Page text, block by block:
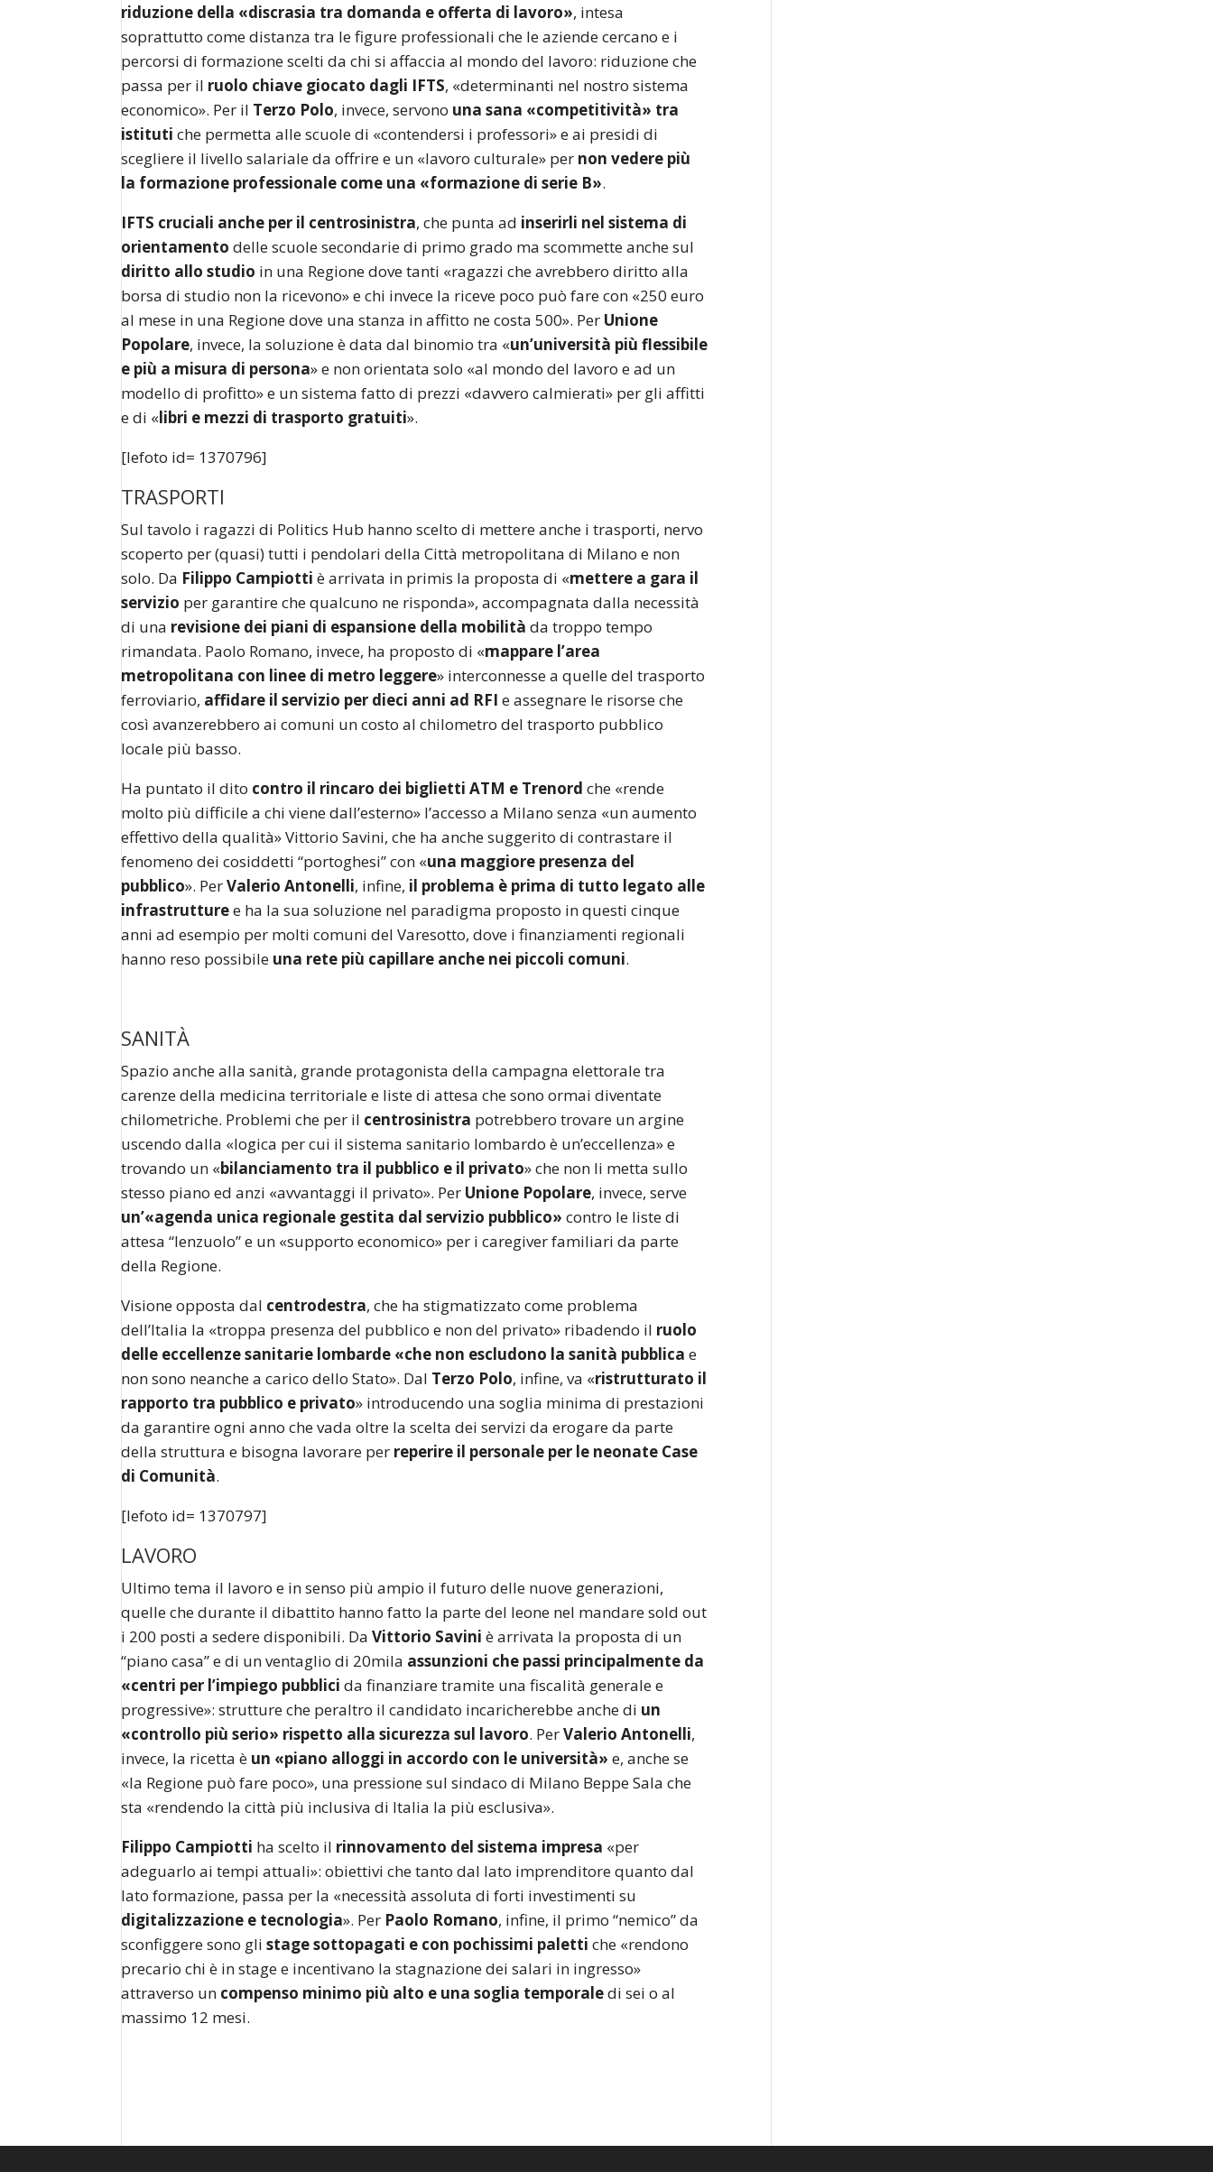
riduzione della «discrasia tra domanda e offerta di lavoro», intesa
soprattutto come distanza tra le figure professionali che le aziende cercano e i
percorsi di formazione scelti da chi si affaccia al mondo del lavoro: riduzione che
passa per il ruolo chiave giocato dagli IFTS, «determinanti nel nostro sistema
economico». Per il Terzo Polo, invece, servono una sana «competitività» tra
istituti che permetta alle scuole di «contendersi i professori» e ai presidi di
scegliere il livello salariale da offrire e un «lavoro culturale» per non vedere più
la formazione professionale come una «formazione di serie B».
IFTS cruciali anche per il centrosinistra, che punta ad inserirli nel sistema di
orientamento delle scuole secondarie di primo grado ma scommette anche sul
diritto allo studio in una Regione dove tanti «ragazzi che avrebbero diritto alla
borsa di studio non la ricevono» e chi invece la riceve poco può fare con «250 euro
al mese in una Regione dove una stanza in affitto ne costa 500». Per Unione
Popolare, invece, la soluzione è data dal binomio tra «un’università più flessibile
e più a misura di persona» e non orientata solo «al mondo del lavoro e ad un
modello di profitto» e un sistema fatto di prezzi «davvero calmierati» per gli affitti
e di «libri e mezzi di trasporto gratuiti».
[lefoto id= 1370796]
TRASPORTI
Sul tavolo i ragazzi di Politics Hub hanno scelto di mettere anche i trasporti, nervo
scoperto per (quasi) tutti i pendolari della Città metropolitana di Milano e non
solo. Da Filippo Campiotti è arrivata in primis la proposta di «mettere a gara il
servizio per garantire che qualcuno ne risponda», accompagnata dalla necessità
di una revisione dei piani di espansione della mobilità da troppo tempo
rimandata. Paolo Romano, invece, ha proposto di «mappare l’area
metropolitana con linee di metro leggere» interconnesse a quelle del trasporto
ferroviario, affidare il servizio per dieci anni ad RFI e assegnare le risorse che
così avanzerebbero ai comuni un costo al chilometro del trasporto pubblico
locale più basso.
Ha puntato il dito contro il rincaro dei biglietti ATM e Trenord che «rende
molto più difficile a chi viene dall’esterno» l’accesso a Milano senza «un aumento
effettivo della qualità» Vittorio Savini, che ha anche suggerito di contrastare il
fenomeno dei cosiddetti “portoghesi” con «una maggiore presenza del
pubblico». PerValerio Antonelli, infine, il problema è prima di tutto legato alle
infrastrutturee ha la sua soluzione nel paradigma proposto in questi cinque
anni ad esempio per molti comuni del Varesotto, dove i finanziamenti regionali
hanno reso possibile una rete più capillare anche nei piccoli comuni.
SANITÀ
Spazio anche alla sanità, grande protagonista della campagna elettorale tra
carenze della medicina territoriale e liste di attesa che sono ormai diventate
chilometriche. Problemi che per il centrosinistra potrebbero trovare un argine
uscendo dalla «logica per cui il sistema sanitario lombardo è un’eccellenza» e
trovando un «bilanciamento tra il pubblico e il privato» che non li metta sullo
stesso piano ed anzi «avvantaggi il privato». Per Unione Popolare, invece, serve
un’«agenda unica regionale gestita dal servizio pubblico» contro le liste di
attesa “lenzuolo” e un «supporto economico» per i caregiver familiari da parte
della Regione.
Visione opposta dal centrodestra, che ha stigmatizzato come problema
dell’Italia la «troppa presenza del pubblico e non del privato» ribadendo il ruolo
delle eccellenze sanitarie lombarde «che non escludono la sanità pubblica e
non sono neanche a carico dello Stato». Dal Terzo Polo, infine, va «ristrutturato il
rapporto tra pubblico e privato» introducendo una soglia minima di prestazioni
da garantire ogni anno che vada oltre la scelta dei servizi da erogare da parte
della struttura e bisogna lavorare per reperire il personale per le neonate Case
di Comunità.
[lefoto id= 1370797]
LAVORO
Ultimo tema il lavoro e in senso più ampio il futuro delle nuove generazioni,
quelle che durante il dibattito hanno fatto la parte del leone nel mandare sold out
i 200 posti a sedere disponibili. DaVittorio Savini è arrivata la proposta di un
“piano casa” e di un ventaglio di 20mila assunzioni che passi principalmente da
«centri per l’impiego pubblici da finanziare tramite una fiscalità generale e
progressive»: strutture che peraltro il candidato incaricherebbe anche di un
«controllo più serio» rispetto alla sicurezza sul lavoro. PerValerio Antonelli,
invece, la ricetta è un «piano alloggi in accordo con le università» e, anche se
«la Regione può fare poco», una pressione sul sindaco di Milano Beppe Sala che
sta «rendendo la città più inclusiva di Italia la più esclusiva».
Filippo Campiotti ha scelto il rinnovamento del sistema impresa «per
adeguarlo ai tempi attuali»: obiettivi che tanto dal lato imprenditore quanto dal
lato formazione, passa per la «necessità assoluta di forti investimenti su
digitalizzazione e tecnologia». Per Paolo Romano, infine, il primo “nemico” da
sconfiggere sono glistage sottopagati e con pochissimi paletti che «rendono
precario chi è in stage e incentivano la stagnazione dei salari in ingresso»
attraverso un compenso minimo più alto e una soglia temporaledi sei o al
massimo 12 mesi.